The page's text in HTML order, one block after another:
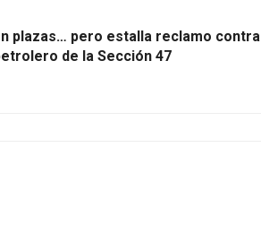
plazas… pero estalla reclamo contra
de la Sección 47